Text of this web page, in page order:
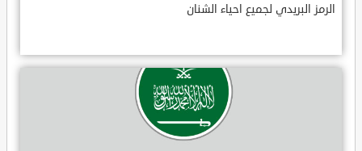
الرمز البريدي لجميع احياء الشنان